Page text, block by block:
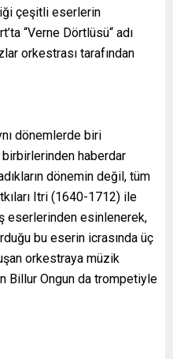
çeşitli eserlerin
“Verne Dörtlüsü“ adı
orkestrası tarafından
dönemlerde biri
birbirlerinden haberdar
dönemin değil, tüm
Itri (1640-1712) ile
eserlerinden esinlenerek,
bu eserin icrasında üç
orkestraya müzik
Billur Ongun da trompetiyle